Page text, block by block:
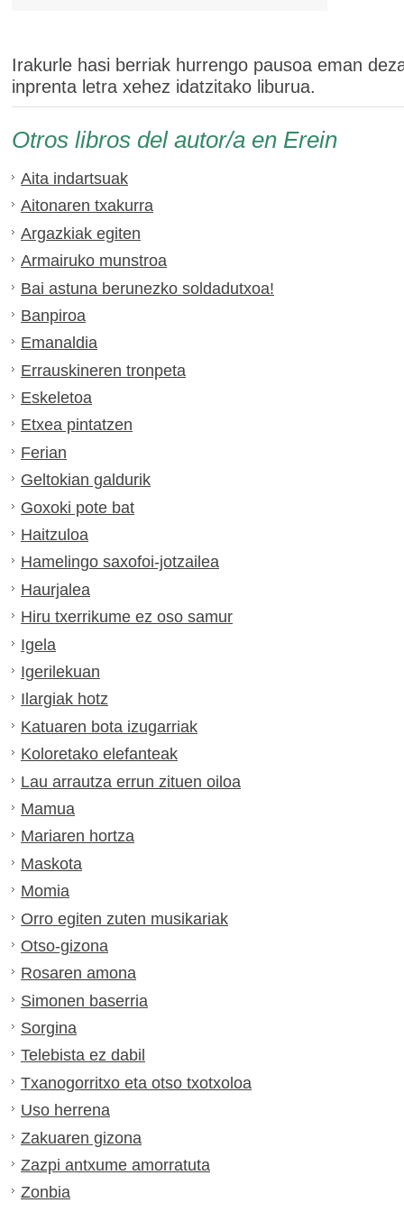
Irakurle hasi berriak hurrengo pausoa eman
inprenta letra xehez idatzitako liburua.
Otros libros del autor/a en Erein
Aita indartsuak
Aitonaren txakurra
Argazkiak egiten
Armairuko munstroa
Bai astuna berunezko soldadutxoa!
Banpiroa
Emanaldia
Errauskineren tronpeta
Eskeletoa
Etxea pintatzen
Ferian
Geltokian galdurik
Goxoki pote bat
Haitzuloa
Hamelingo saxofoi-jotzailea
Haurjalea
Hiru txerrikume ez oso samur
Igela
Igerilekuan
Ilargiak hotz
Katuaren bota izugarriak
Koloretako elefanteak
Lau arrautza errun zituen oiloa
Mamua
Mariaren hortza
Maskota
Momia
Orro egiten zuten musikariak
Otso-gizona
Rosaren amona
Simonen baserria
Sorgina
Telebista ez dabil
Txanogorritxo eta otso txotxoloa
Uso herrena
Zakuaren gizona
Zazpi antxume amorratuta
Zonbia